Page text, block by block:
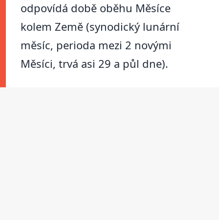
odpovídá době oběhu Měsíce
kolem Země (synodický lunární
měsíc, perioda mezi 2 novými
Měsíci, trvá asi 29 a půl dne).